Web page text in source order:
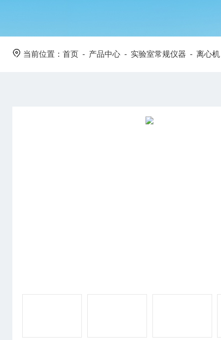
当前位置： 首页 - 产品中心 - 实验室常规仪器 - 离心机